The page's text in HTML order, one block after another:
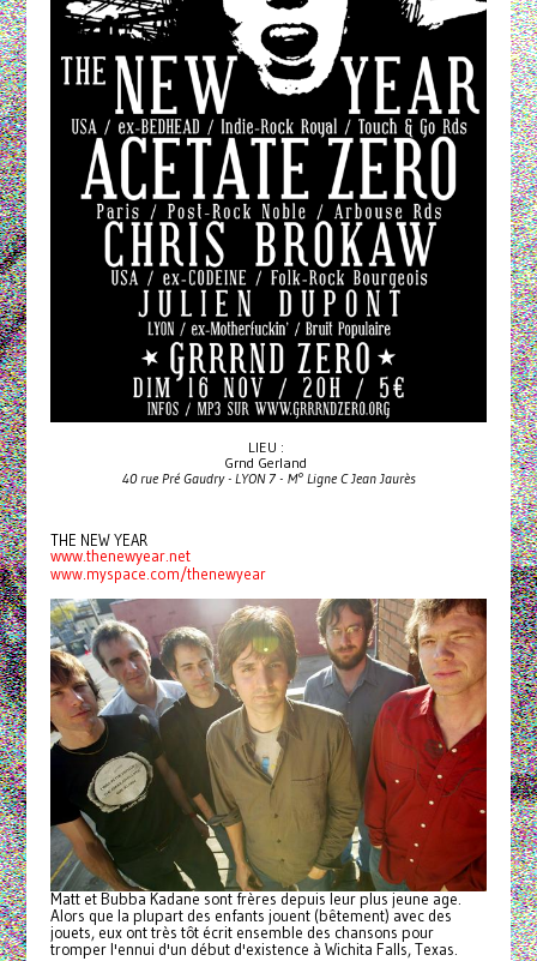
LIEU :
Grnd Gerland
40 rue Pré Gaudry - LYON 7 - M° Ligne C Jean Jaurès
THE NEW YEAR
www.thenewyear.net
www.myspace.com/thenewyear
Matt et Bubba Kadane sont frères depuis leur plus jeune age.
Alors que la plupart des enfants jouent (bêtement) avec des
jouets, eux ont très tôt écrit ensemble des chansons pour
tromper l'ennui d'un début d'existence à Wichita Falls, Texas.